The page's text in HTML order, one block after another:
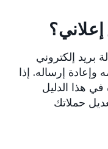
بريد إلكتروني
إرساله. إذا
هذا الدليل
حملاتك